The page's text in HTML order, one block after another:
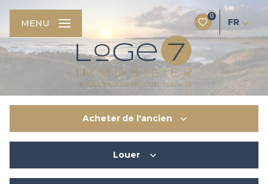
0
FR
MENU
Acheter de l'ancien
Du neuf
Louer